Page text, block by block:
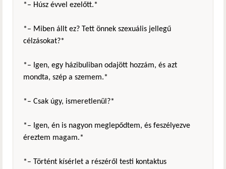
*– Húsz évvel ezelőtt.*
*– Miben állt ez? Tett önnek szexuális jellegű
célzásokat?*
*– Igen, egy házibuliban odajött hozzám, és azt
mondta, szép a szemem.*
*– Csak úgy, ismeretlenül?*
*– Igen, én is nagyon meglepődtem, és feszélyezve
éreztem magam.*
*– Történt kísérlet a részéről testi kontaktus